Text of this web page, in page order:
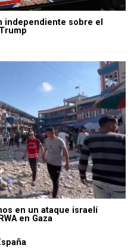
independiente sobre el
en un ataque israelí
en Gaza